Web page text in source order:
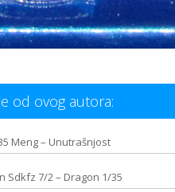
od ovog autora:
Meng – Unutrašnjost
Sdkfz 7/2 – Dragon 1/35